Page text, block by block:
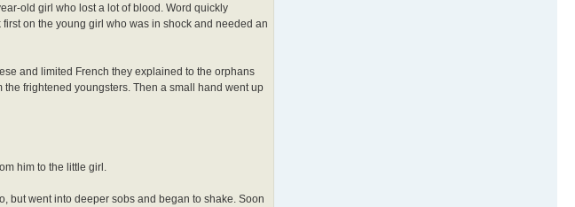
old girl who lost a lot of blood. Word quickly
on the young girl who was in shock and needed an
and limited French they explained to the orphans
frightened youngsters. Then a small hand went up
him to the little girl.
but went into deeper sobs and began to shake. Soon